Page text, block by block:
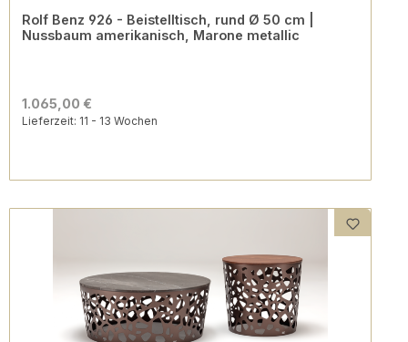
Rolf Benz 926 - Beistelltisch, rund Ø 50 cm |
Nussbaum amerikanisch, Marone metallic
1.065,00 €
Lieferzeit: 11 - 13 Wochen